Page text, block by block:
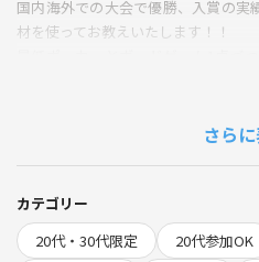
国内海外での大会で優勝、入賞の
材を使ってお教えいたします！！
アクセスとてもいい会場で、途中参
【激レアボドゲ紹介】
①oregon
15年以上前のゲームでザ・ドイツゲ
さら
カテゴリー
20代・30代限定
20代参加OK